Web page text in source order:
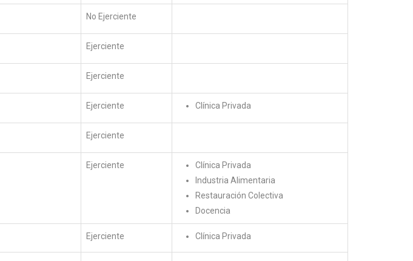
No Ejerciente
Ejerciente
Ejerciente
Ejerciente Clínica Privada
Ejerciente
Ejerciente
Clínica Privada
Industria Alimentaria
Restauración Colectiva
Docencia
Ejerciente Clínica Privada